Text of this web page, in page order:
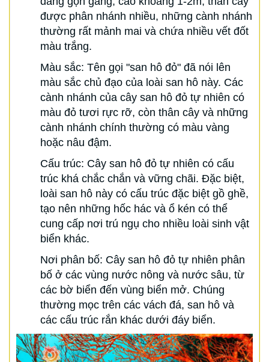
được phân nhánh nhiều, những cành nhánh
thường rất mảnh mai và chứa nhiều vết đốt
màu trắng.
Màu sắc: Tên gọi "san hô đỏ" đã nói lên
màu sắc chủ đạo của loài san hô này. Các
cành nhánh của cây san hô đỏ tự nhiên có
màu đỏ tươi rực rỡ, còn thân cây và những
cành nhánh chính thường có màu vàng
hoặc nâu đậm.
Cấu trúc: Cây san hô đỏ tự nhiên có cấu
trúc khá chắc chắn và vững chãi. Đặc biệt,
loài san hô này có cấu trúc đặc biệt gồ ghề,
tạo nên những hốc hác và ổ kén có thể
cung cấp nơi trú ngụ cho nhiều loài sinh vật
biển khác.
Nơi phân bố: Cây san hô đỏ tự nhiên phân
bố ở các vùng nước nông và nước sâu, từ
các bờ biển đến vùng biển mở. Chúng
thường mọc trên các vách đá, san hô và
các cấu trúc rắn khác dưới đáy biển.